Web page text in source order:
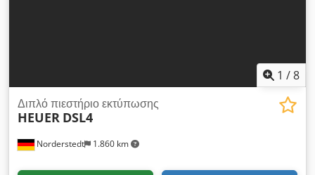
1 /8
Norderstedt 1.860 km
Διπλό πιεστήριο εκτύπωσης
HEUER DSL4